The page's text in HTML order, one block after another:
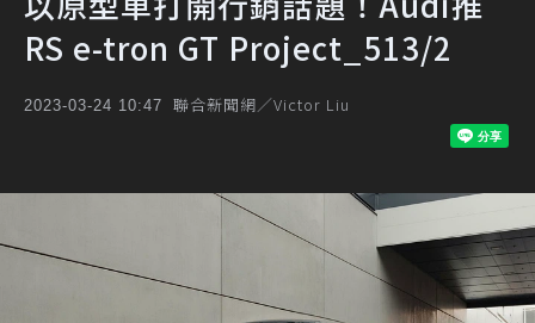
RS e-tron GT Project_513/2
2023-03-24 10:47 聯合新聞網／Victor Liu